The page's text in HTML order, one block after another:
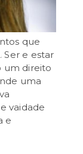
que
Ser e estar
um direito
uma
vaidade
e